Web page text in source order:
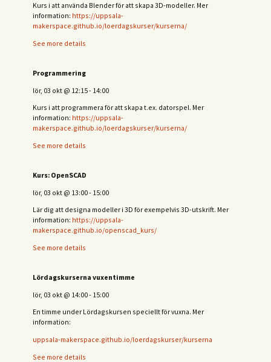
Kurs i att använda Blender för att skapa 3D-modeller. Mer
information: https://uppsala-
makerspace.github.io/loerdagskurser/kurserna/
See more details
Programmering
lör, 03 okt @ 12:15- 14:00
Kurs i att programmera för att skapa t.ex. datorspel. Mer
information: https://uppsala-
makerspace.github.io/loerdagskurser/kurserna/
See more details
Kurs: OpenSCAD
lör, 03 okt @ 13:00- 15:00
Lär dig att designa modeller i 3D för exempelvis 3D-utskrift. Mer
information: https://uppsala-
makerspace.github.io/openscad_kurs/
See more details
Lördagskurserna vuxentimme
lör, 03 okt @ 14:00- 15:00
En timme under Lördagskursen speciellt för vuxna. Mer
information:
uppsala-makerspace.github.io/loerdagskurser/kurserna
See more details